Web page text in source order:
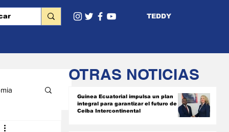
TEDDY
OTRAS NOTICIAS
Guinea Ecuatorial impulsa un plan
integral para garantizar el futuro de
Ceiba Intercontinental